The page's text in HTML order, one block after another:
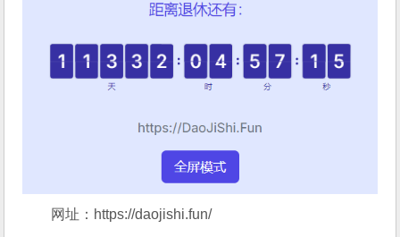
网址： https://daojishi.fun/